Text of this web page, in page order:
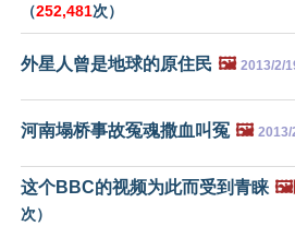
（252,481次）
外星人曾是地球的原住民 🖼️ 2013/2/
河南塌桥事故冤魂撒血叫冤 🖼️ 2013/
这个BBC的视频为此而受到青睐
次）